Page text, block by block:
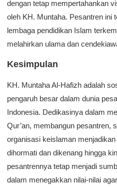
dengan tetap mempertahankan
oleh KH. Muntaha. Pesantren ini
lembaga pendidikan Islam
melahirkan ulama dan
Kesimpulan
KH. Muntaha Al-Hafizh adalah
pengaruh besar dalam dunia
Indonesia. Dedikasinya dalam
Qur’an, membangun pesantren,
organisasi keislaman
dihormati dan dikenang hingga
pesantrennya tetap menjadi
dalam menegakkan nilai-nilai